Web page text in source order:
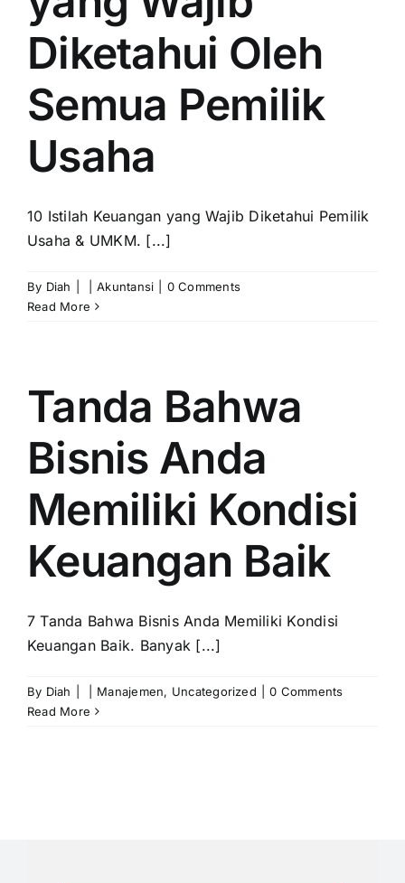
Diketahui Oleh
Semua Pemilik
Usaha
10 Istilah Keuangan yang Wajib Diketahui Pemilik
Usaha & UMKM. [...]
By Diah Akuntansi
0 Comments
Read More
Tanda Bahwa
Bisnis Anda
Memiliki Kondisi
Keuangan Baik
7 Tanda Bahwa Bisnis Anda Memiliki Kondisi
Keuangan Baik. Banyak [...]
By Diah Manajemen, Uncategorized
0 Comments
Read More